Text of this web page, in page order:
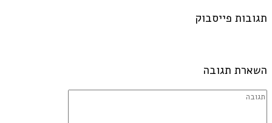
תגובות פייסבוק
השארת תגובה